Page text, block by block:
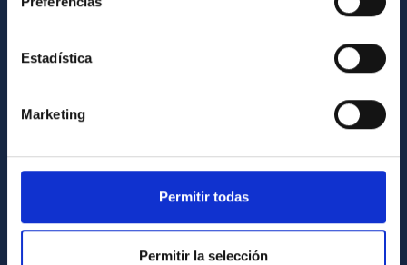
Estadística
Marketing
Permitir todas
Permitir la selección
Contacto
Directorio de personal
Registro general
INFORMACIÓN INSTITUCIONAL